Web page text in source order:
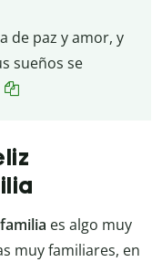
de paz y amor, y
sueños se
es algo muy
muy familiares, en